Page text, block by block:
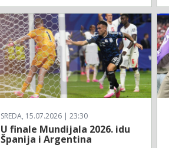
SREDA, 15.07.2026 | 23:30
U finale Mundijala 2026. idu
Španija i Argentina